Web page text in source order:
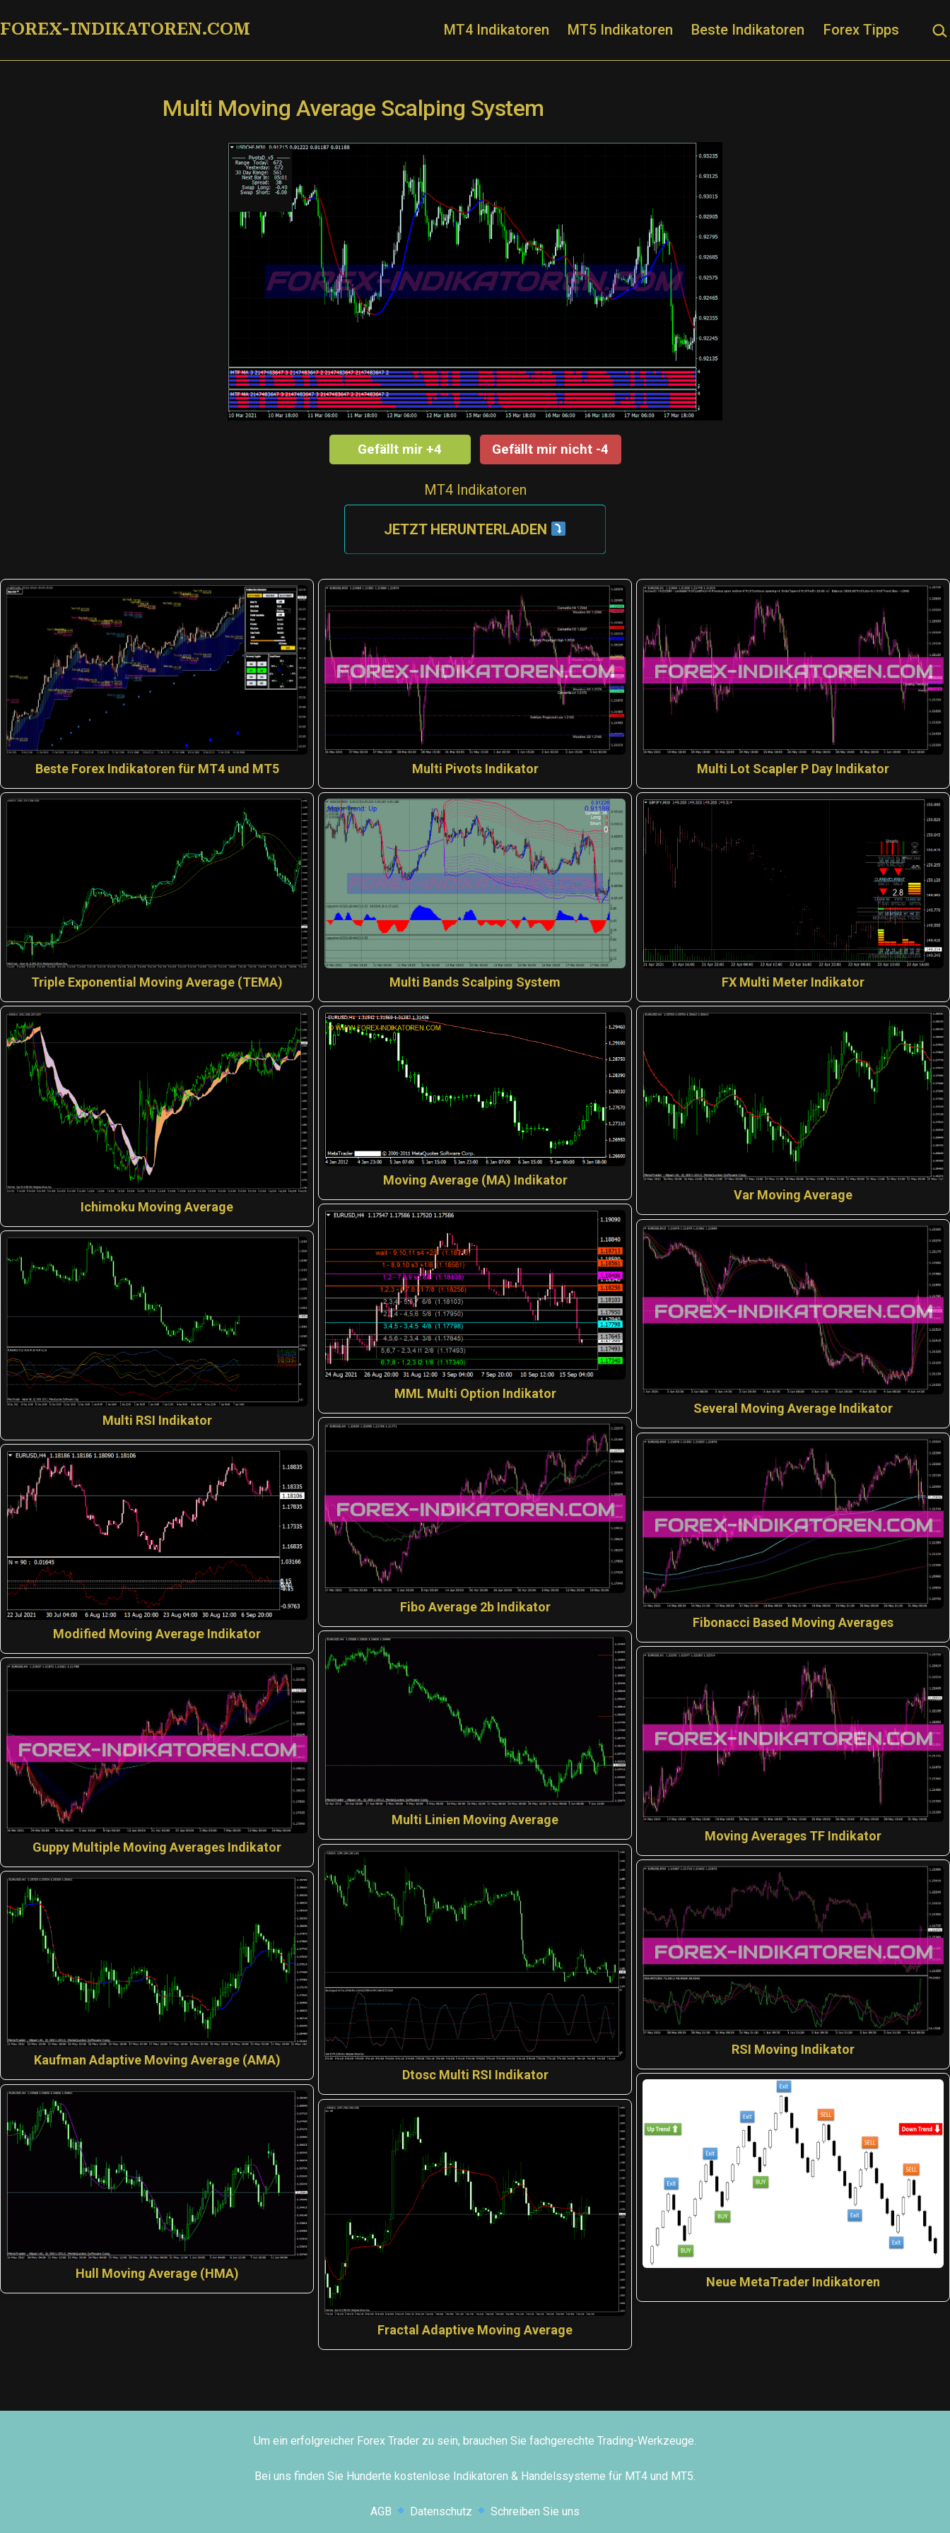
Inhalt
springen
FOREX-INDIKATOREN.COM MT4 Indikatoren MT5 Indikatoren Beste Indikatoren Forex Tipps
Multi Moving Average Scalping System
Gefällt mir +4 Gefällt mir nicht -4
MT4 Indikatoren
JETZT HERUNTERLADEN
Beste Forex Indikatoren für MT4 und MT5
Triple Exponential Moving Average (TEMA)
Ichimoku Moving Average
Multi RSI Indikator
Modified Moving Average Indikator
Guppy Multiple Moving Averages Indikator
Kaufman Adaptive Moving Average (AMA)
Hull Moving Average (HMA)
Multi Pivots Indikator
Multi Bands Scalping System
Moving Average (MA) Indikator
MML Multi Option Indikator
Fibo Average 2b Indikator
Multi Linien Moving Average
Dtosc Multi RSI Indikator
Fractal Adaptive Moving Average
Multi Lot Scapler P Day Indikator
FX Multi Meter Indikator
Var Moving Average
Several Moving Average Indikator
Fibonacci Based Moving Averages
Moving Averages TF Indikator
RSI Moving Indikator
Neue MetaTrader Indikatoren
Um ein erfolgreicher Forex Trader zu sein, brauchen Sie fachgerechte Trading-Werkzeuge.
Bei uns finden Sie Hunderte kostenlose Indikatoren & Handelssysteme für MT4 und MT5.
AGB Datenschutz Schreiben Sie uns